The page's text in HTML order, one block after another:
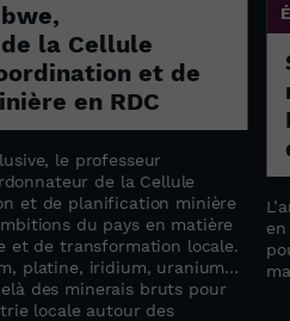
la Cellule
et de
en RDC
le professeur
de la Cellule
et de planification minière
du pays en matière
et de transformation locale.
platine, iridium, uranium…
des minerais bruts pour
locale autour des